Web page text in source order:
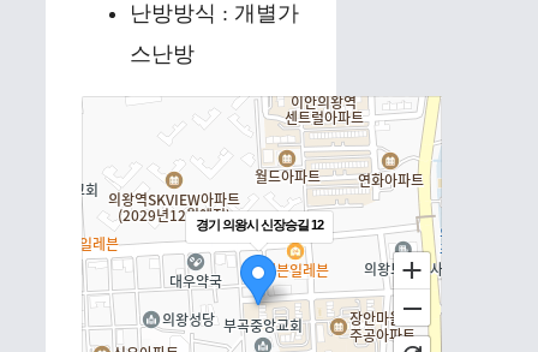
난방방식 : 개별가
스난방
경기 의왕시 신장승길 12